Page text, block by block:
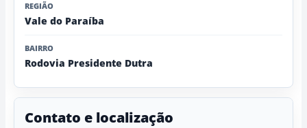
REGIÃO
Vale do Paraíba
BAIRRO
Rodovia Presidente Dutra
Contato e localização